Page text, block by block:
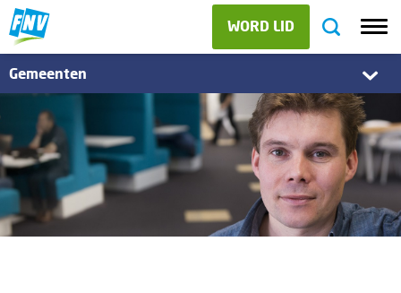
WORD LID
Gemeenten